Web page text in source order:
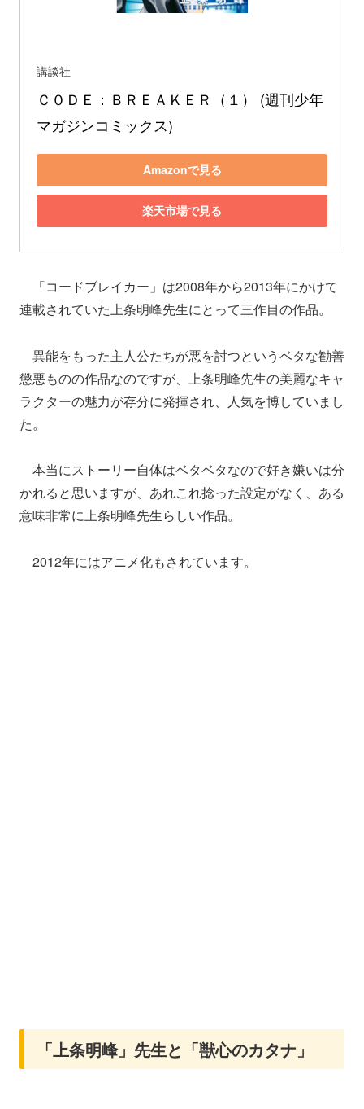
講談社
Ｃ０ＤＥ：ＢＲＥＡＫＥＲ（１） (週刊少年
マガジンコミックス)
Amazonで見る
楽天市場で見る
「コードブレイカー」は2008年から2013年にかけて
連載されていた上条明峰先生にとって三作目の作品。
異能をもった主人公たちが悪を討つというベタな勧善
懲悪ものの作品なのですが、上条明峰先生の美麗なキャ
ラクターの魅力が存分に発揮され、人気を博していまし
た。
本当にストーリー自体はベタベタなので好き嫌いは分
かれると思いますが、あれこれ捻った設定がなく、ある
意味非常に上条明峰先生らしい作品。
2012年にはアニメ化もされています。
「上条明峰」先生と「獣心のカタナ」